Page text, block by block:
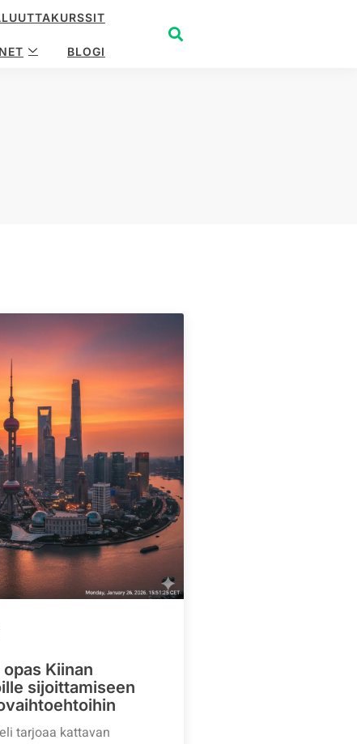
BLOGI
opas Kiinan
sijoittamiseen
tarjoaa kattavan